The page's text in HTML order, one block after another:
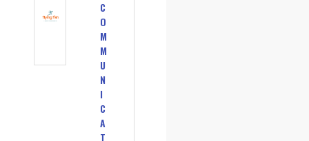
C
O
M
M
U
N
I
C
A
T